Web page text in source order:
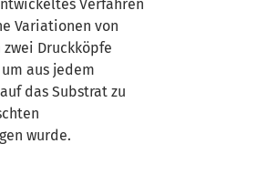
Verfahren
Variationen von
Druckköpfe
aus jedem
das Substrat zu
wurde.